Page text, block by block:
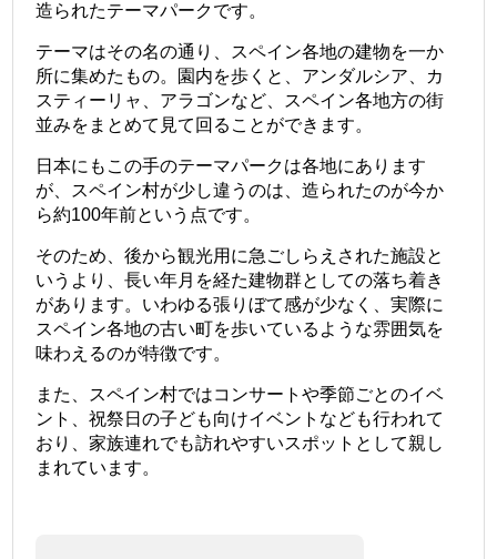
造られたテーマパークです。
テーマはその名の通り、スペイン各地の建物を一か
所に集めたもの。園内を歩くと、アンダルシア、カ
スティーリャ、アラゴンなど、スペイン各地方の街
並みをまとめて見て回ることができます。
日本にもこの手のテーマパークは各地にあります
が、スペイン村が少し違うのは、造られたのが今か
ら約100年前という点です。
そのため、後から観光用に急ごしらえされた施設と
いうより、長い年月を経た建物群としての落ち着き
があります。いわゆる張りぼて感が少なく、実際に
スペイン各地の古い町を歩いているような雰囲気を
味わえるのが特徴です。
また、スペイン村ではコンサートや季節ごとのイベ
ント、祝祭日の子ども向けイベントなども行われて
おり、家族連れでも訪れやすいスポットとして親し
まれています。